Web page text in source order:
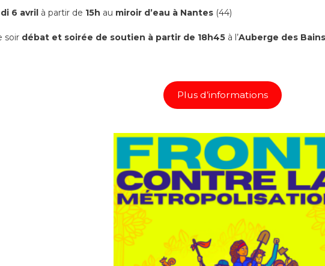
6 avrilà partir de 15h au miroir d’eau à Nantes(44)
soir débat et soirée de soutien à partir de 18h45à l’Auberge des
Plus d’informations